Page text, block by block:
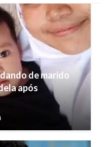
de marido
após